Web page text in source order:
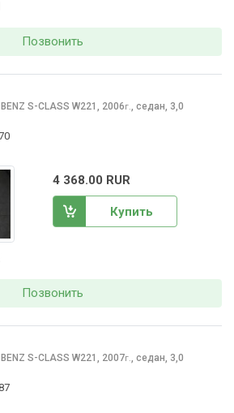
Позвонить
BENZ S-CLASS W221, 2006г., седан, 3,0
4 368.00 RUR
Купить
Позвонить
BENZ S-CLASS W221, 2007г., седан, 3,0